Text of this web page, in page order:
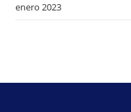
enero 2023